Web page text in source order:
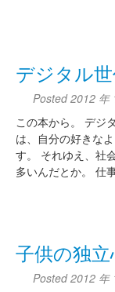
デジタル
Posted2012 年
この本から。 デジ
は、自分の好きな
す。 それゆえ、社
多いんだとか。 仕
子供の独
Posted2012 年